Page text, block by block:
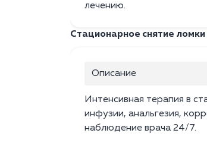
лечению.
Стационарное снятие
Описание
Интенсивная терапия в
инфузии, анальгезия,
наблюдение врача 24/7.